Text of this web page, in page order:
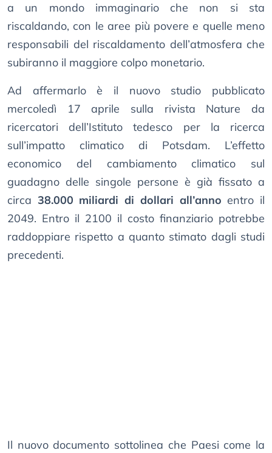
a un mondo immaginario che non si sta
riscaldando, con le aree più povere e quelle meno
responsabili del riscaldamento dell’atmosfera che
subiranno il maggiore colpo monetario.
Ad affermarlo è il nuovo studio pubblicato
mercoledì 17 aprile sulla rivista Nature da
ricercatori dell’Istituto tedesco per la ricerca
sull’impatto climatico di Potsdam. L’effetto
economico del cambiamento climatico sul
guadagno delle singole persone è già fissato a
circa 38.000 miliardi di dollari all’anno entro il
2049. Entro il 2100 il costo finanziario potrebbe
raddoppiare rispetto a quanto stimato dagli studi
precedenti.
Il nuovo documento sottolinea che Paesi come la